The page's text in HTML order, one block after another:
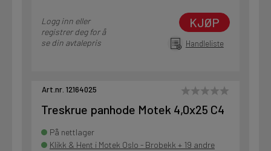
Logg inn eller
registrer deg for å
se din avtalepris
KJØP
Handleliste
Art.nr. 12164025
Treskrue panhode Motek 4,0x25 C4
På nettlager
Klikk & Hent i Motek Oslo - Brobekk + 19 andre